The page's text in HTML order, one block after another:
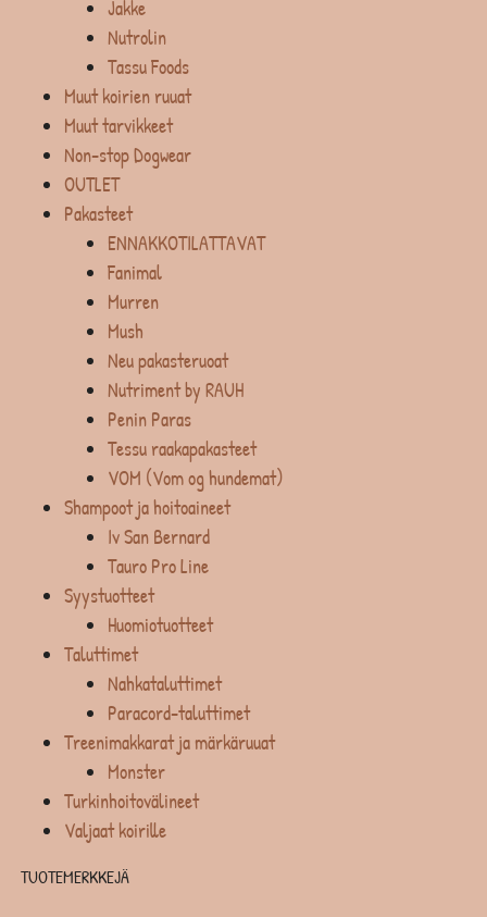
Jakke
Nutrolin
Tassu Foods
Muut koirien ruuat
Muut tarvikkeet
Non-stop Dogwear
OUTLET
Pakasteet
ENNAKKOTILATTAVAT
Fanimal
Murren
Mush
Neu pakasteruoat
Nutriment by RAUH
Penin Paras
Tessu raakapakasteet
VOM (Vom og hundemat)
Shampoot ja hoitoaineet
Iv San Bernard
Tauro Pro Line
Syystuotteet
Huomiotuotteet
Taluttimet
Nahkataluttimet
Paracord-taluttimet
Treenimakkarat ja märkäruuat
Monster
Turkinhoitovälineet
Valjaat koirille
TUOTEMERKKEJÄ